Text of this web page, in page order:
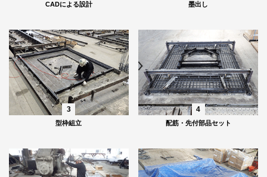
CADによる設計 墨出し
3
型枠組立
4
配筋・先付部品セット